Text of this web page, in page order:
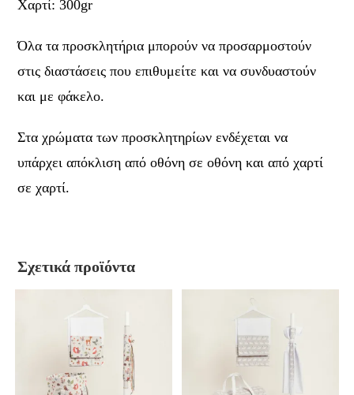
Χαρτί: 300gr
Όλα τα προσκλητήρια μπορούν να προσαρμοστούν
στις διαστάσεις που επιθυμείτε και να συνδυαστούν
και με φάκελο.
Στα χρώματα των προσκλητηρίων ενδέχεται να
υπάρχει απόκλιση από οθόνη σε οθόνη και από χαρτί
σε χαρτί.
Σχετικά προϊόντα